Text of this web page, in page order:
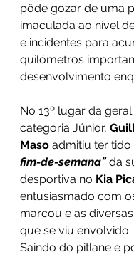
pôde gozar de uma
imaculada ao nível
e incidentes para
quilómetros
desenvolvimento
No 13º lugar da geral
categoria Júnior,
Maso admitiu ter tido
fim-de-semana” da
desportiva no Kia
entusiasmado com
marcou e as
que se viu envolvido.
Saindo do pitlane e